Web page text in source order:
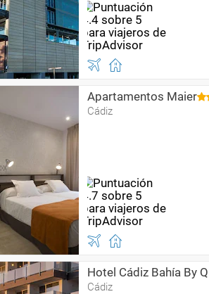
Apartamentos Maier
Cádiz
Hotel Cádiz Bahía By
Cádiz